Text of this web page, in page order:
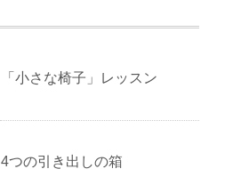
「小さな椅子」レッスン
4つの引き出しの箱